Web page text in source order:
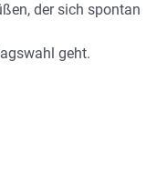
der sich spontan
geht.